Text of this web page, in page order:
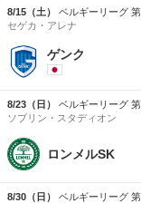
8/15（土）
ベルギーリーグ
セゲカ・アレナ
ゲンク
8/23（日）
ベルギーリーグ
ソブリン・スタディオン
ロンメルSK
8/30（日）
ベルギーリーグ